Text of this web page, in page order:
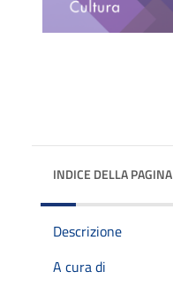
INDICE DELLA PAGINA
Descrizione
A cura di